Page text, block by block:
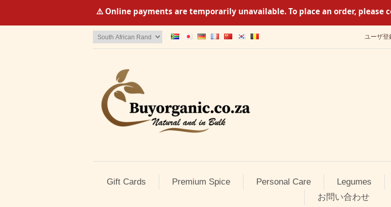
⚠️ Online payments are temporarily unavailable. To place an order, please
ユーザ登
Gift Cards Premium Spice Personal Care Legumes
お問い合わせ